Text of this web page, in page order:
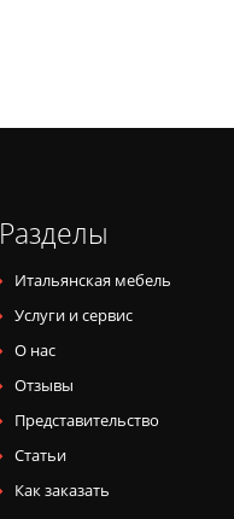
Разделы
Итальянская мебель
Услуги и сервис
О нас
Отзывы
Представительство
Статьи
Как заказать